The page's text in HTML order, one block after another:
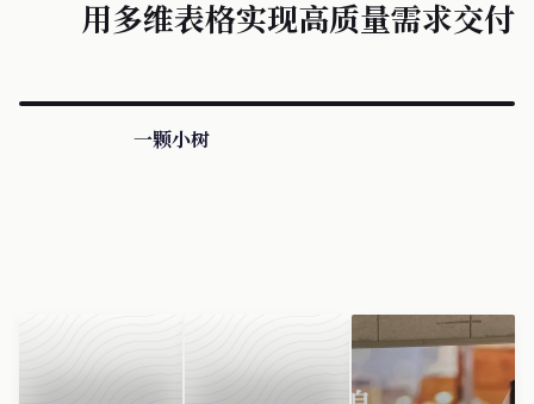
用多维表格实现高质量需求交付
一颗小树